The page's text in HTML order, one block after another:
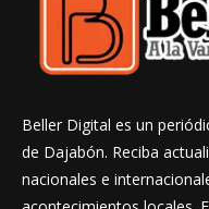
Beller Digital es un
de Dajabón. Reciba
nacionales e